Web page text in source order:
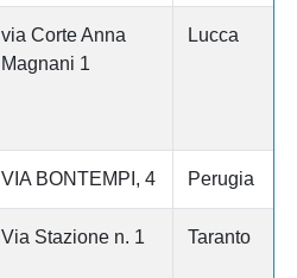
via Corte Anna
Magnani 1
Lucca
VIA BONTEMPI, 4 Perugia
Via Stazione n. 1 Taranto